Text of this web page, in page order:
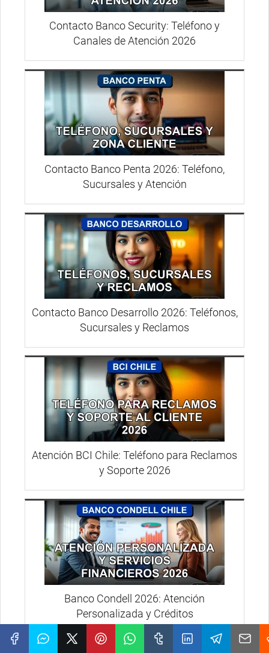
Contacto Banco Security: Teléfono y
Canales de Atención 2026
Contacto Banco Penta 2026: Teléfono,
Sucursales y Atención
Contacto Banco Desarrollo 2026: Teléfonos,
Sucursales y Reclamos
Atención BCI Chile: Teléfono para Reclamos
y Soporte 2026
Banco Condell 2026: Atención
Personalizada y Créditos